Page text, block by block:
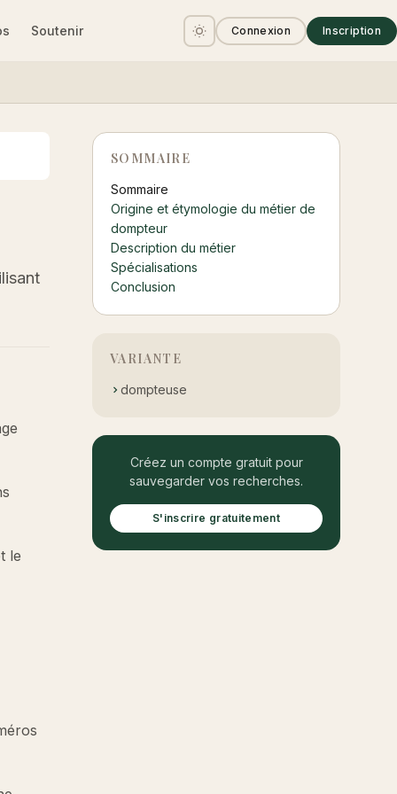
Soutenir Connexion Inscription
le
SOMMAIRE
Sommaire
Origine et étymologie du métier de
dompteur
Description du métier
Spécialisations
Conclusion
VARIANTE
dompteuse
Créez un compte gratuit pour
sauvegarder vos recherches.
S'inscrire gratuitement